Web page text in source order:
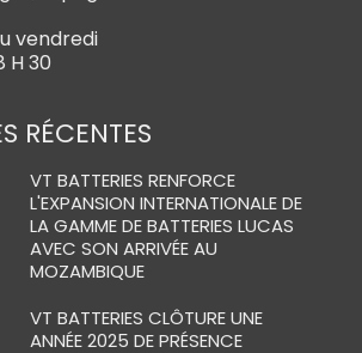
vendredi
H 30
RÉCENTES
VT BATTERIES RENFORCE
L'EXPANSION INTERNATIONALE DE
LA GAMME DE BATTERIES LUCAS
AVEC SON ARRIVÉE AU
MOZAMBIQUE
VT BATTERIES CLÔTURE UNE
ANNÉE 2025 DE PRÉSENCE